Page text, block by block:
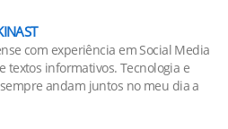
com experiência em Social Media
textos informativos. Tecnologia e
andam juntos no meu dia a